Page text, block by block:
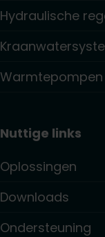
Hydraulische
Warmtepompen
Nuttige links
Oplossingen
Downloads
Ondersteuning